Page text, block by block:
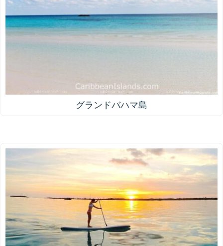
グランドバハマ島